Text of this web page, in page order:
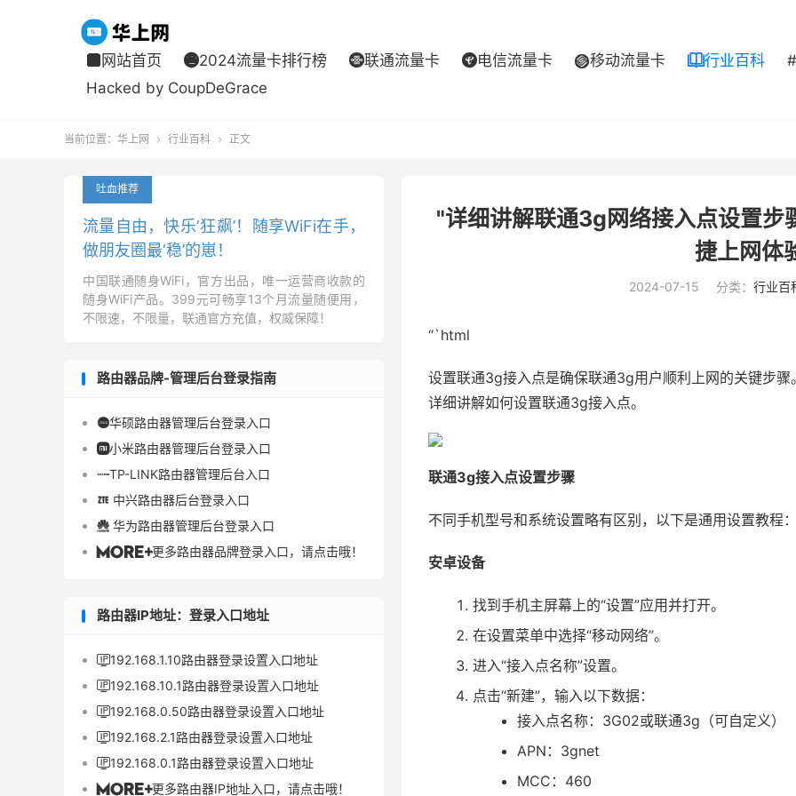
 网站首页 2024流量卡排行榜 联通流量卡 电信流量卡 移动流量卡 行业百科
Hacked by CoupDeGrace
当前位置： 华上网  行业百科  正文
"详细讲解联通3g网络接入点设置步
捷上网体
2024-07-15 分类： 行业百
“`html
设置联通3g接入点是确保联通3g用户顺利上网的关键步
详细讲解如何设置联通3g接入点。
联通3g接入点设置步骤
不同手机型号和系统设置略有区别，以下是通用设置教程
安卓设备
找到手机主屏幕上的“设置”应用并打开。
在设置菜单中选择“移动网络”。
进入“接入点名称”设置。
点击“新建”，输入以下数据：
接入点名称：3G02或联通3g（可自定义）
APN：3gnet
MCC：460
吐血推荐
流量自由，快乐‘狂飙’！随享WiFi在手，
做朋友圈最‘稳’的崽！
中国联通随身WiFi，官方出品，唯一运营商收款的
随身WiFi产品。399元可畅享13个月流量随便用，
不限速，不限量，联通官方充值，权威保障！
路由器品牌-管理后台登录指南
华硕路由器管理后台登录入口
小米路由器管理后台登录入口
TP-LINK路由器管理后台入口
 中兴路由器后台登录入口
 华为路由器管理后台登录入口
更多路由器品牌登录入口，请点击哦！
路由器IP地址：登录入口地址
192.168.1.10路由器登录设置入口地址
192.168.10.1路由器登录设置入口地址
192.168.0.50路由器登录设置入口地址
192.168.2.1路由器登录设置入口地址
192.168.0.1路由器登录设置入口地址
更多路由器IP地址入口，请点击哦！